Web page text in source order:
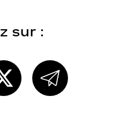
sur :
PARTAGEZ
CETTE
PAGE
PAR
E-